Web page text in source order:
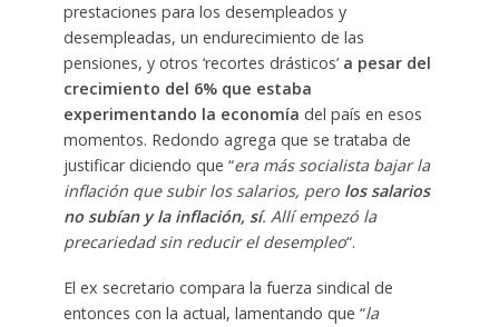
prestaciones para los desempleados y
desempleadas, un endurecimiento de las
pensiones, y otros ‘recortes drásticos’ a pesar del
crecimiento del 6% que estaba
experimentando la economía del país en esos
momentos. Redondo agrega que se trataba de
justificar diciendo que “era más socialista bajar la
inflación que subir los salarios, pero los salarios
no subían y la inflación, sí. Allí empezó la
precariedad sin reducir el desempleo“.
El ex secretario compara la fuerza sindical de
entonces con la actual, lamentando que “la